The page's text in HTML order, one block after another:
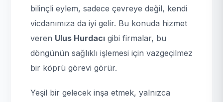
bilinçli eylem, sadece çevreye değil, kendi
vicdanımıza da iyi gelir. Bu konuda hizmet
veren Ulus Hurdacı gibi firmalar, bu
döngünün sağlıklı işlemesi için vazgeçilmez
bir köprü görevi görür.
Yeşil bir gelecek inşa etmek, yalnızca